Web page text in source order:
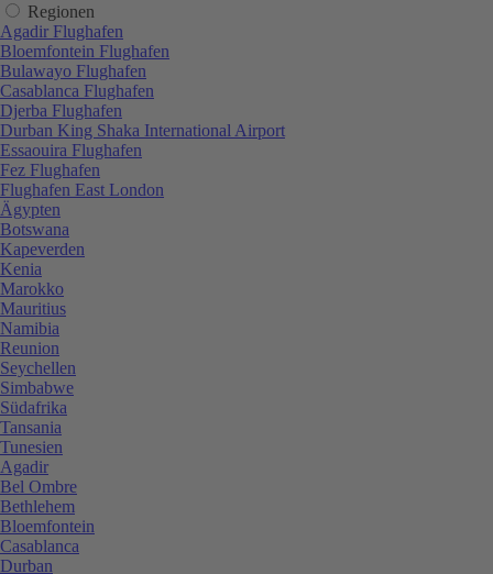
Regionen
Agadir Flughafen
Bloemfontein Flughafen
Bulawayo Flughafen
Casablanca Flughafen
Djerba Flughafen
Durban King Shaka International Airport
Essaouira Flughafen
Fez Flughafen
Flughafen East London
Ägypten
Botswana
Kapeverden
Kenia
Marokko
Mauritius
Namibia
Reunion
Seychellen
Simbabwe
Südafrika
Tansania
Tunesien
Agadir
Bel Ombre
Bethlehem
Bloemfontein
Casablanca
Durban